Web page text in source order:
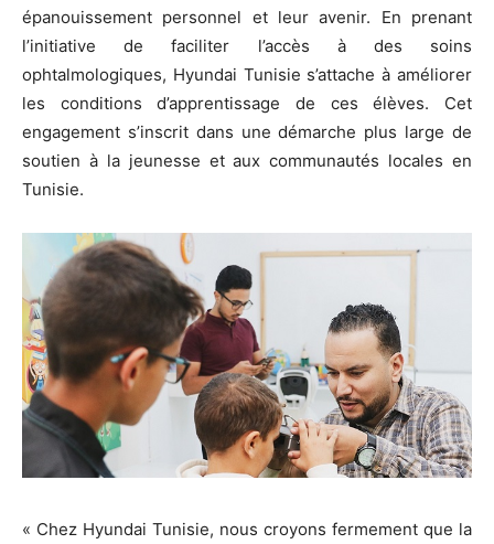
épanouissement personnel et leur avenir. En prenant
l’initiative de faciliter l’accès à des soins
ophtalmologiques, Hyundai Tunisie s’attache à améliorer
les conditions d’apprentissage de ces élèves. Cet
engagement s’inscrit dans une démarche plus large de
soutien à la jeunesse et aux communautés locales en
Tunisie.
« Chez Hyundai Tunisie, nous croyons fermement que la